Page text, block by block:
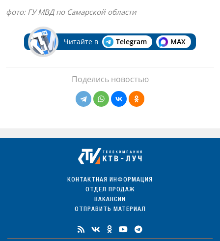
фото: ГУ МВД по Самарской области
Читайте в Telegram MAX
Поделись новостью
КОНТАКТНАЯ ИНФОРМАЦИЯ
ОТДЕЛ ПРОДАЖ
ВАКАНСИИ
ОТПРАВИТЬ МАТЕРИАЛ